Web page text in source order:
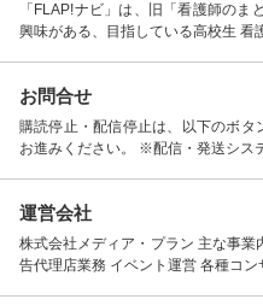
「FLAP!ナビ」は、旧「看護師の
興味がある、目指している高校生
お問合せ
購読停止・配信停止は、以下のボタ
お進みください。 ※配信・発送シス
運営会社
株式会社メディア・プラン 主な事
告代理店業務 イベント運営 各種コ